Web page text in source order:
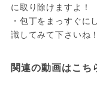
に取り除けますよ！
・包丁をまっすぐに
識してみて下さいね！
関連の動画はこち